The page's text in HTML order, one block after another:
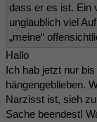
dass er es ist. Ein
unglaublich viel
„meine“
Hallo
Ich hab jetzt nur
hängengeblieben.
Narzisst ist, sieh
Sache beendest!